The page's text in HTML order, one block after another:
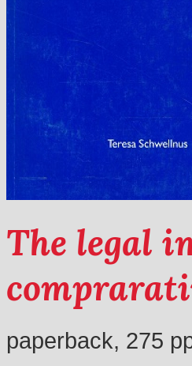
The legal
paperback, 275